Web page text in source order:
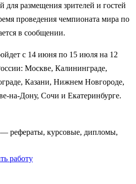
для размещения зрителей и гостей
проведения чемпионата мира по
в сообщении.
с 14 июня по 15 июля на 12
Москве, Калининграде,
Казани, Нижнем Новгороде,
на-Дону, Сочи и Екатеринбурге.
— рефераты, курсовые, дипломы,
работу